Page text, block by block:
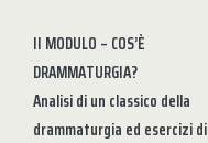
II MODULO – COS’È
DRAMMATURGIA?
Analisi di un classico della
drammaturgia ed esercizi di